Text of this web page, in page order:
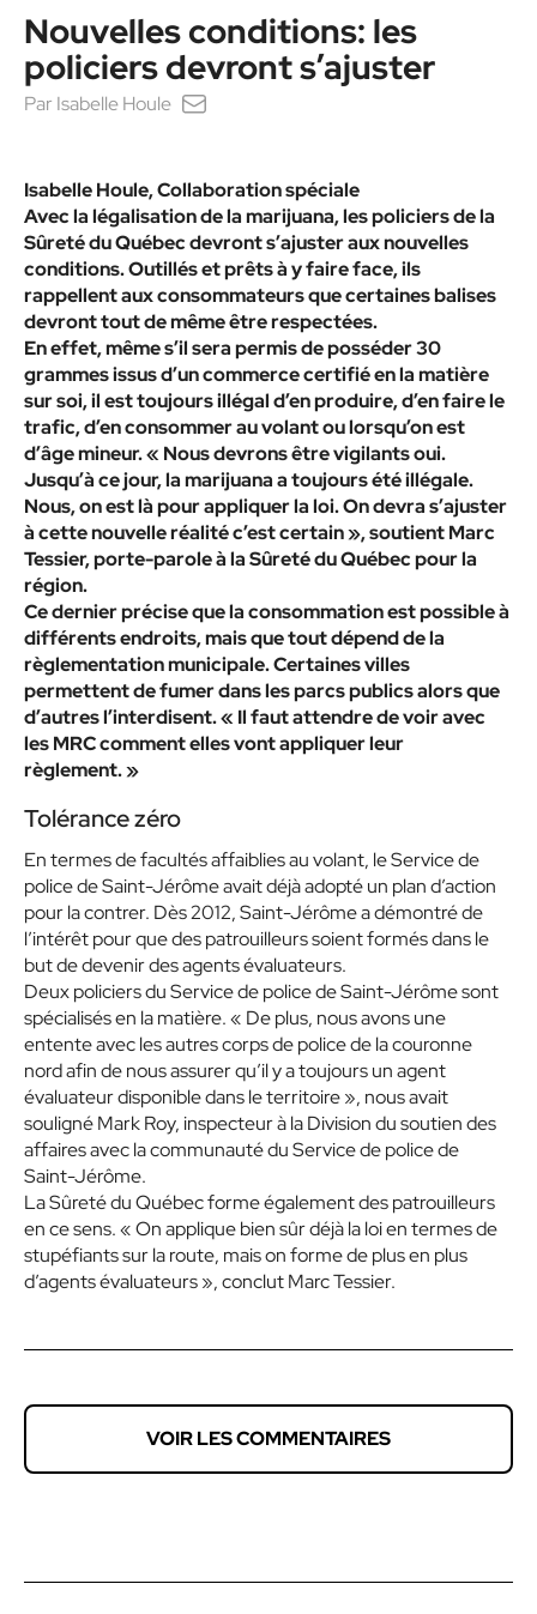
Nouvelles conditions: les
policiers devront s’ajuster
Par Isabelle Houle
Isabelle Houle, Collaboration spéciale
Avec la légalisation de la marijuana, les policiers de la
Sûreté du Québec devront s’ajuster aux nouvelles
conditions. Outillés et prêts à y faire face, ils
rappellent aux consommateurs que certaines balises
devront tout de même être respectées.
En effet, même s’il sera permis de posséder 30
grammes issus d’un commerce certifié en la matière
sur soi, il est toujours illégal d’en produire, d’en faire le
trafic, d’en consommer au volant ou lorsqu’on est
d’âge mineur. « Nous devrons être vigilants oui.
Jusqu’à ce jour, la marijuana a toujours été illégale.
Nous, on est là pour appliquer la loi. On devra s’ajuster
à cette nouvelle réalité c’est certain », soutient Marc
Tessier, porte-parole à la Sûreté du Québec pour la
région.
Ce dernier précise que la consommation est possible à
différents endroits, mais que tout dépend de la
règlementation municipale. Certaines villes
permettent de fumer dans les parcs publics alors que
d’autres l’interdisent. « Il faut attendre de voir avec
les MRC comment elles vont appliquer leur
règlement. »
Tolérance zéro
En termes de facultés affaiblies au volant, le Service de
police de Saint-Jérôme avait déjà adopté un plan d’action
pour la contrer. Dès 2012, Saint-Jérôme a démontré de
l’intérêt pour que des patrouilleurs soient formés dans le
but de devenir des agents évaluateurs.
Deux policiers du Service de police de Saint-Jérôme sont
spécialisés en la matière. « De plus, nous avons une
entente avec les autres corps de police de la couronne
nord afin de nous assurer qu’il y a toujours un agent
évaluateur disponible dans le territoire », nous avait
souligné Mark Roy, inspecteur à la Division du soutien des
affaires avec la communauté du Service de police de
Saint-Jérôme.
La Sûreté du Québec forme également des patrouilleurs
en ce sens. « On applique bien sûr déjà la loi en termes de
stupéfiants sur la route, mais on forme de plus en plus
d’agents évaluateurs », conclut Marc Tessier.
VOIR LES COMMENTAIRES